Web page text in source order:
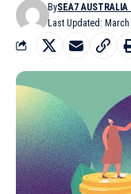
Last Updated: March
BySEA7